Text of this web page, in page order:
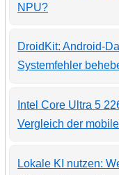
NPU?
DroidKit: Android-
Systemfehler
Intel Core Ultra 5
Vergleich der
Lokale KI nutzen: